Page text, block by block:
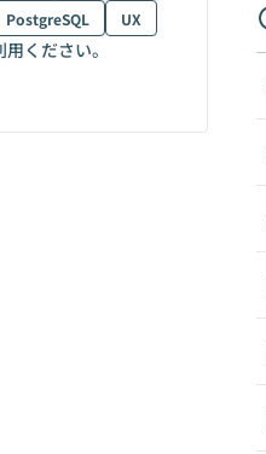
PostgreSQL UX
ください。